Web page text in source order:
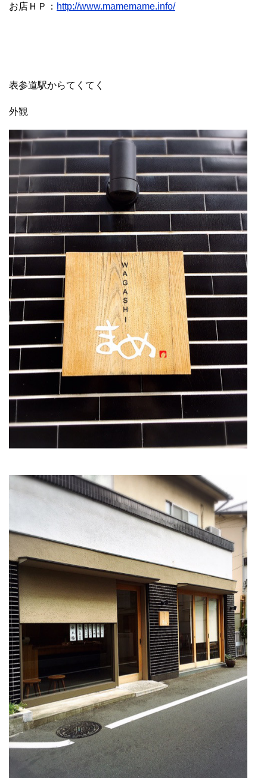
お店ＨＰ： http://www.mamemame.info/
表参道駅からてくてく
外観